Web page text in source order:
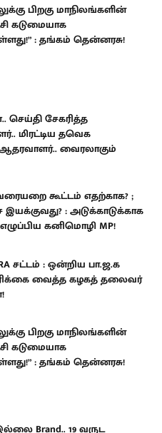
பிறகு மாநிலங்களின்
கடுமையாக
: தங்கம் தென்னரசு!
செய்தி சேகரித்த
மிரட்டிய தவெக
வைரலாகும்
கூட்டம் எதற்காக? ;
: அடுக்காடுக்காக
கனிமொழி MP!
சட்டம் : ஒன்றிய பா.ஜ.க
வைத்த கழகத் தலைவர்
பிறகு மாநிலங்களின்
கடுமையாக
: தங்கம் தென்னரசு!
Brand.. 19 வருட